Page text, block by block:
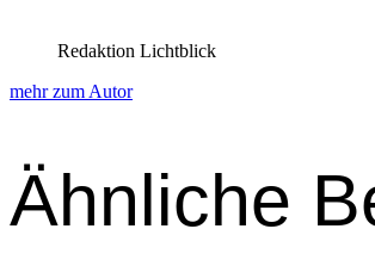
Redaktion Lichtblick
mehr zum Autor
Ähnliche